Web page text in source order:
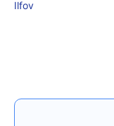
Ilfov